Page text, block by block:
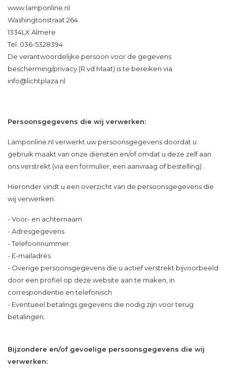
www.lamponline.nl
Washingtonstraat 264
1334LX Almere
Tel. 036-5328394
De verantwoordelijke persoon voor de gegevens
bescherming/privacy (R vd Maat) is te bereiken via
info@lichtplaza.nl
Persoonsgegevens die wij verwerken:
Lamponline.nl verwerkt uw persoonsgegevens doordat u
gebruik maakt van onze diensten en/of omdat u deze zelf aan
ons verstrekt (via een formulier, een aanvraag of bestelling) .
Hieronder vindt u een overzicht van de persoonsgegevens die
wij verwerken:
- Voor- en achternaam
- Adresgegevens
- Telefoonnummer
- E-mailadres
- Overige persoonsgegevens die u actief verstrekt bijvoorbeeld
door een profiel op deze website aan te maken, in
correspondentie en telefonisch
- Eventueel betalings gegevens die nodig zijn voor terug
betalingen.
Bijzondere en/of gevoelige persoonsgegevens die wij
verwerken: